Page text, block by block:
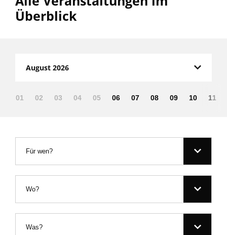
Überblick
August 2026
01 02 03 04 05 06 07 08 09 10 11
Für wen?
Wo?
Was?